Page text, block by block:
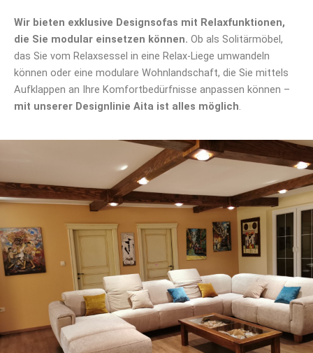
Wir bieten exklusive Designsofas mit Relaxfunktionen,
die Sie modular einsetzen können. Ob als Solitärmöbel,
das Sie vom Relaxsessel in eine Relax-Liege umwandeln
können oder eine modulare Wohnlandschaft, die Sie mittels
Aufklappen an Ihre Komfortbedürfnisse anpassen können –
mit unserer Designlinie Aita ist alles möglich.